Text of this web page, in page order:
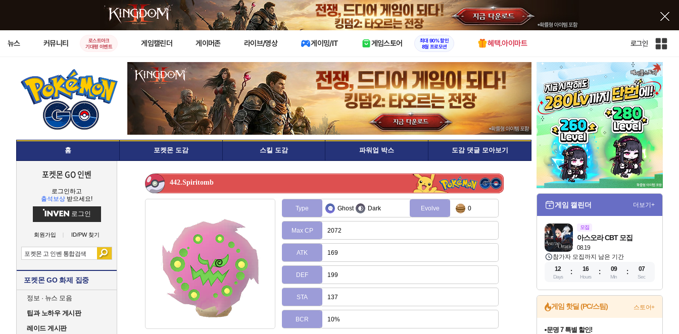
X
뉴스 커뮤니티
로스트아크
기대평 이벤트
게임캘린더 게이머존 라이브/영상 게이밍/IT 게임스토어
최대 90% 할인
8월 프로모션
혜택.아이마트 로그인
인
전
체
사
이
홈 포켓몬 도감 스킬 도감 파워업 박스 도감 댓글 모아보기
포켓몬 GO 인벤
로그인하고
출석보상 받으세요!
로그인
회원가입 ID/PW 찾기
포켓몬 GO 화제 집중
정보 · 뉴스 모음
팁과 노하우 게시판
레이드 게시판
442.Spiritomb
Type Ghost Dark Evolve 0
Max CP 2072
ATK 169
DEF 199
STA 137
BCR 10%
게임 캘린더 더보기+
모집
08.19
아스오라 CBT 모집
참가자 모집까지 남은 기간
12
Days
16
Hours
09
Min
06
Sec
게임 핫딜 (PC/스팀) 스토어+
문명 7 특별 할인!